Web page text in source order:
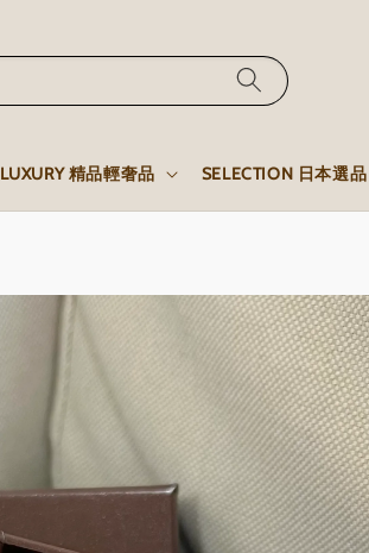
LUXURY 精品輕奢品 SELECTION 日本選品